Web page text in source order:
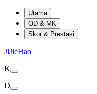
Utama
OD & MK
Skor & Prestasi
JiJieHao
K
D